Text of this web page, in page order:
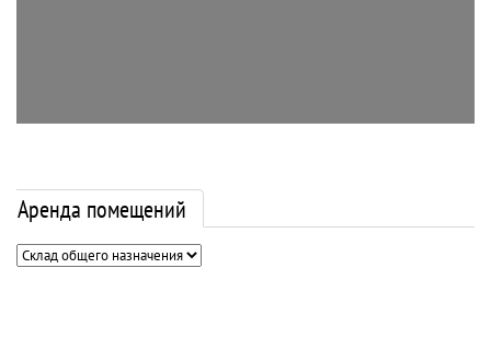
Аренда помещений